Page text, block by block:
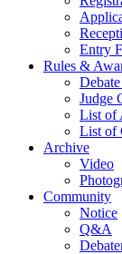
Entry
Rules &
Judge
List of
List of
Archive
Video
Community
Notice
Q&A